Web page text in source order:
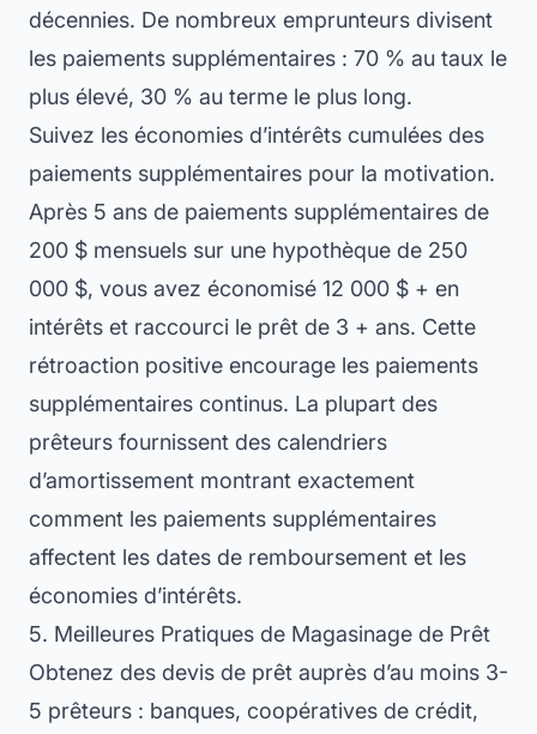
décennies. De nombreux emprunteurs divisent
les paiements supplémentaires : 70 % au taux le
plus élevé, 30 % au terme le plus long.
Suivez les économies d’intérêts cumulées des
paiements supplémentaires pour la motivation.
Après 5 ans de paiements supplémentaires de
200 $ mensuels sur une hypothèque de 250
000 $, vous avez économisé 12 000 $ + en
intérêts et raccourci le prêt de 3 + ans. Cette
rétroaction positive encourage les paiements
supplémentaires continus. La plupart des
prêteurs fournissent des calendriers
d’amortissement montrant exactement
comment les paiements supplémentaires
affectent les dates de remboursement et les
économies d’intérêts.
5. Meilleures Pratiques de Magasinage de Prêt
Obtenez des devis de prêt auprès d’au moins 3-
5 prêteurs : banques, coopératives de crédit,